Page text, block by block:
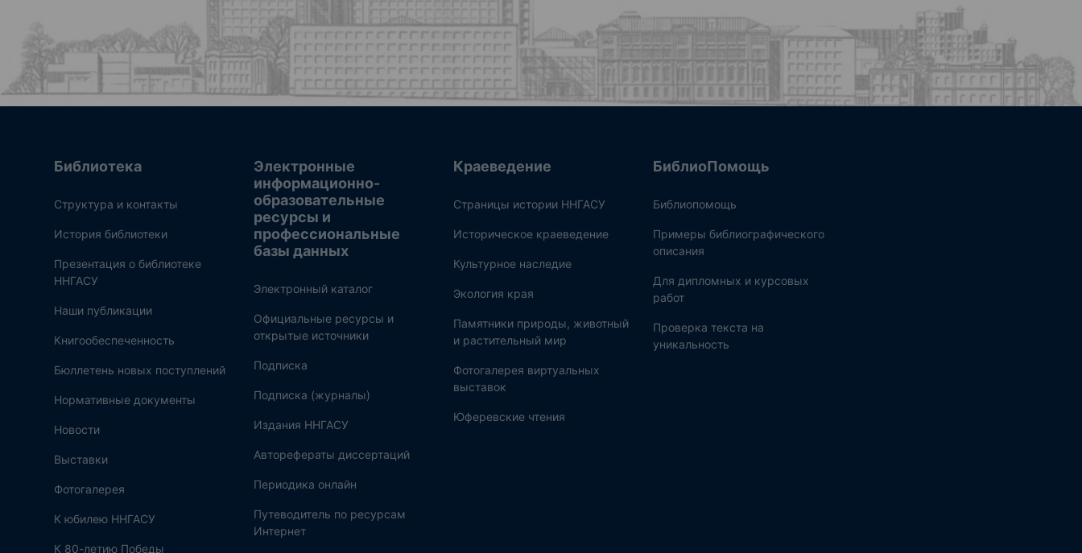
Библиотека
Структура и контакты
История библиотеки
Презентация о библиотеке
ННГАСУ
Наши публикации
Книгообеспеченность
Бюллетень новых поступлений
Нормативные документы
Новости
Выставки
Фотогалерея
К юбилею ННГАСУ
К 80-летию Победы
Электронные
информационно-
образовательные
ресурсы и
профессиональные
базы данных
Электронный каталог
Официальные ресурсы и
открытые источники
Подписка
Подписка (журналы)
Издания ННГАСУ
Авторефераты диссертаций
Периодика онлайн
Путеводитель по ресурсам
Интернет
Краеведение
Страницы истории ННГАСУ
Историческое краеведение
Культурное наследие
Экология края
Памятники природы, животный
и растительный мир
Фотогалерея виртуальных
выставок
Юферевские чтения
БиблиоПомощь
Библиопомощь
Примеры библиографического
описания
Для дипломных и курсовых
работ
Проверка текста на
уникальность